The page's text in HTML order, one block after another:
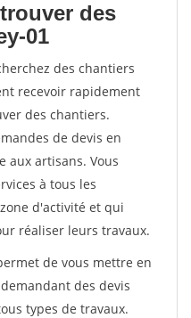
des
01
des chantiers
recevoir rapidement
des chantiers.
de devis en
aux artisans. Vous
à tous les
d'activité et qui
réaliser leurs travaux.
de vous mettre en
des devis
types de travaux.